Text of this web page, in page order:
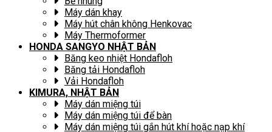
Máy dán khay
Máy hút chân không Henkovac
Máy Thermoformer
HONDA SANGYO NHẬT BẢN
Băng keo nhiệt Hondafloh
Băng tải Hondafloh
Vải Hondafloh
KIMURA, NHẬT BẢN
Máy dán miệng túi
Máy dán miệng túi để bàn
Máy dán miệng túi gắn hút khí hoặc nạp khí